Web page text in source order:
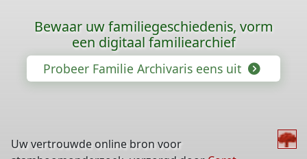
Bewaar uw familiegeschiedenis, vorm
een digitaal familiearchief
Probeer Familie Archivaris eens uit
Uw vertrouwde online bron voor